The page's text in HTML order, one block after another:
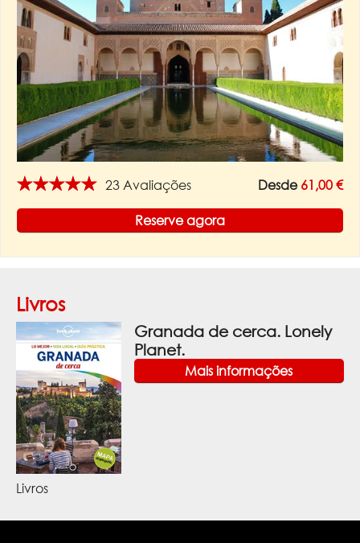
★★★★★ 23 Avaliações Desde 61,00 €
Reserve agora
Livros
Granada de cerca. Lonely
Planet.
Mais informações
Livros